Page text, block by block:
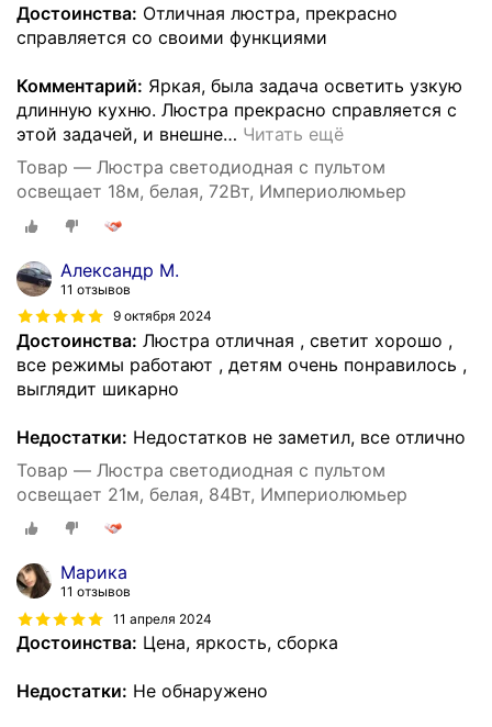
Достоинства: Отличная люстра, прекрасно
справляется со своими функциями
Комментарий: Яркая, была задача осветить узкую
длинную кухню. Люстра прекрасно справляется с
этой задачей, и внешне… Читать ещё
Товар — Люстра светодиодная с пультом
освещает 18м, белая, 72Вт, Империолюмьер
Александр М.
11 отзывов
9 октября 2024
Достоинства: Люстра отличная , светит хорошо ,
все режимы работают , детям очень понравилось ,
выглядит шикарно
Недостатки: Недостатков не заметил, все отлично
Товар — Люстра светодиодная с пультом
освещает 21м, белая, 84Вт, Империолюмьер
Марика
11 отзывов
11 апреля 2024
Достоинства: Цена, яркость, сборка
Недостатки: Не обнаружено